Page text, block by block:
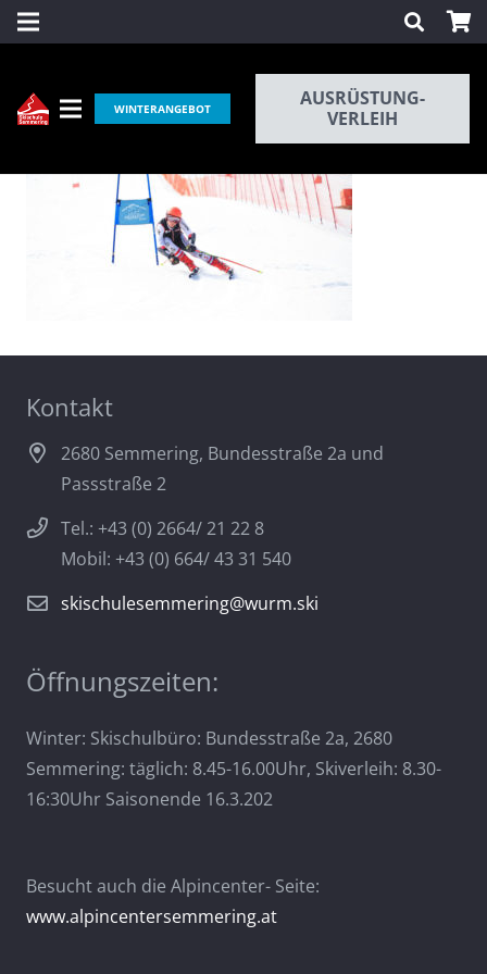
WINTERANGEBOT
AUSRÜSTUNG-
VERLEIH
Kontakt
2680 Semmering, Bundesstraße 2a und
Passstraße 2
Tel.: +43 (0) 2664/ 21 22 8
Mobil: +43 (0) 664/ 43 31 540
skischulesemmering@wurm.ski
Öffnungszeiten:
Winter: Skischulbüro: Bundesstraße 2a, 2680
Semmering: täglich: 8.45-16.00Uhr, Skiverleih: 8.30-
16:30Uhr Saisonende 16.3.202
Besucht auch die Alpincenter- Seite:
www.alpincentersemmering.at